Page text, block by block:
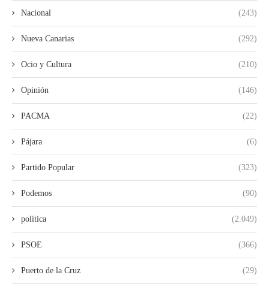
Nacional (243)
Nueva Canarias (292)
Ocio y Cultura (210)
Opinión (146)
PACMA (22)
Pájara (6)
Partido Popular (323)
Podemos (90)
política (2.049)
PSOE (366)
Puerto de la Cruz (29)